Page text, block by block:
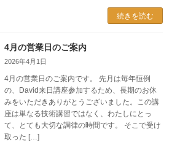
続きを読む
4月の営業日のご案内
2026年4月1日
4月の営業日のご案内です。 先月は毎年恒例
の、David来日講座参加するため、長期のお休
みをいただきありがとうございました。この講
座は単なる技術講習ではなく、わたしにとっ
て、とても大切な調律の時間です。 そこで受け
取った […]